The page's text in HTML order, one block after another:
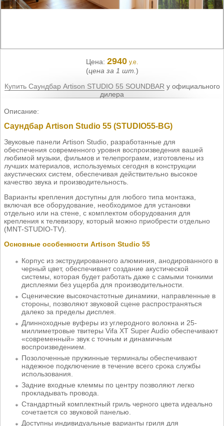
Цена: 2940 у.е.
(цена за 1 шт. )
Купить Саундбар Artison STUDIO 55 SOUNDBAR у официального
дилера
Описание:
Саундбар Artison Studio 55 (STUDIO55-BG)
Звуковые панели Artison Studio, разработанные для
обеспечения современного уровня воспроизведения вашей
любимой музыки, фильмов и телепрограмм, изготовлены из
лучших материалов, используемых сегодня в конструкции
акустических систем, обеспечивая действительно высокое
качество звука и производительность.
Варианты крепления доступны для любого типа монтажа,
включая все оборудование, необходимое для установки
отдельно или на стене, с комплектом оборудования для
крепления к телевизору, который можно приобрести отдельно
(MNT-STUDIO-TV).
Основные особенности Artison Studio 55
Корпус из экструдированного алюминия, анодированного в
черный цвет, обеспечивает создание акустической
системы, которая будет работать даже с самыми тонкими
дисплеями без ущерба для производительности.
Сценические высокочастотные динамики, направленные в
стороны, позволяют звуковой сцене распространяться
далеко за пределы дисплея.
Длинноходные вуферы из углеродного волокна и 25-
миллиметровые твитеры Vifa XT Super Audio обеспечивают
«современный» звук с точным и динамичным
воспроизведением.
Позолоченные пружинные терминалы обеспечивают
надежное подключение в течение всего срока службы
использования.
Задние входные клеммы по центру позволяют легко
прокладывать провода.
Стандартный комплектный гриль черного цвета идеально
сочетается со звуковой панелью.
Доступны индивидуальные варианты гриля для